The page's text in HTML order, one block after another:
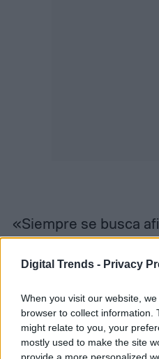
Digital Trends - Privacy
When you visit our website,
browser to collect information.
might relate to you, your
mostly used to make the site
provide a more personalized
«Siempre se busca
funciona y simplificar
Erickson. «Así que
hay una tercera